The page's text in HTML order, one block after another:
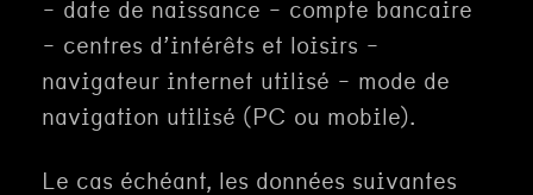
– date de naissance – compte bancaire
– centres d’intérêts et loisirs –
navigateur internet utilisé – mode de
navigation utilisé (PC ou mobile).
Le cas échéant, les données suivantes